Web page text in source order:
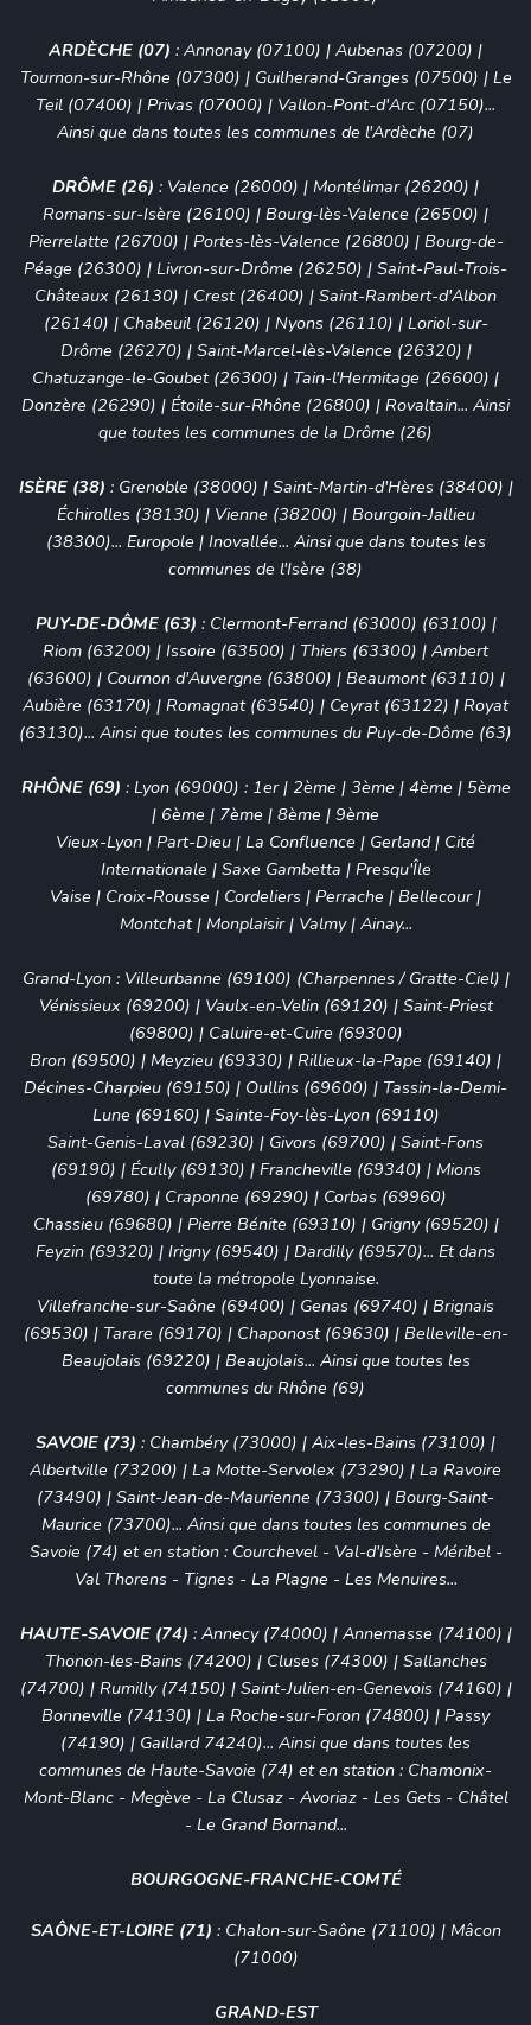
ARDÈCHE (07) : Annonay (07100) | Aubenas (07200) |
Tournon-sur-Rhône (07300) | Guilherand-Granges (07500) | Le
Teil (07400) | Privas (07000) | Vallon-Pont-d'Arc (07150)...
Ainsi que dans toutes les communes de l'Ardèche (07)
DRÔME (26) : Valence (26000) | Montélimar (26200) |
Romans-sur-Isère (26100) | Bourg-lès-Valence (26500) |
Pierrelatte (26700) | Portes-lès-Valence (26800) | Bourg-de-
Péage (26300) | Livron-sur-Drôme (26250) | Saint-Paul-Trois-
Châteaux (26130) | Crest (26400) | Saint-Rambert-d'Albon
(26140) | Chabeuil (26120) | Nyons (26110) | Loriol-sur-
Drôme (26270) | Saint-Marcel-lès-Valence (26320) |
Chatuzange-le-Goubet (26300) | Tain-l'Hermitage (26600) |
Donzère (26290) | Étoile-sur-Rhône (26800) | Rovaltain... Ainsi
que toutes les communes de la Drôme (26)
ISÈRE (38) : Grenoble (38000) | Saint-Martin-d'Hères (38400) |
Échirolles (38130) | Vienne (38200) | Bourgoin-Jallieu
(38300)... Europole | Inovallée... Ainsi que dans toutes les
communes de l'Isère (38)
PUY-DE-DÔME (63) : Clermont-Ferrand (63000) (63100) |
Riom (63200) | Issoire (63500) | Thiers (63300) | Ambert
(63600) | Cournon d'Auvergne (63800) | Beaumont (63110) |
Aubière (63170) | Romagnat (63540) | Ceyrat (63122) | Royat
(63130)... Ainsi que toutes les communes du Puy-de-Dôme (63)
RHÔNE (69) : Lyon (69000) : 1er| 2ème | 3ème | 4ème | 5ème
| 6ème | 7ème | 8ème | 9ème
Vieux-Lyon | Part-Dieu | La Confluence | Gerland| Cité
Internationale | Saxe Gambetta | Presqu'Île
Vaise | Croix-Rousse | Cordeliers | Perrache | Bellecour|
Montchat| Monplaisir| Valmy| Ainay...
Grand-Lyon : Villeurbanne (69100) (Charpennes/ Gratte-Ciel) |
Vénissieux (69200) | Vaulx-en-Velin (69120) | Saint-Priest
(69800) | Caluire-et-Cuire (69300)
Bron (69500) | Meyzieu (69330) | Rillieux-la-Pape (69140) |
Décines-Charpieu (69150) | Oullins (69600) | Tassin-la-Demi-
Lune (69160) | Sainte-Foy-lès-Lyon (69110)
Saint-Genis-Laval (69230) | Givors (69700) | Saint-Fons
(69190) | Écully (69130) | Francheville (69340) | Mions
(69780) | Craponne (69290) | Corbas (69960)
Chassieu (69680) | Pierre Bénite (69310) | Grigny (69520) |
Feyzin (69320) | Irigny (69540) | Dardilly (69570)... Et dans
toute la métropole Lyonnaise.
Villefranche-sur-Saône (69400) | Genas (69740) | Brignais
(69530) | Tarare (69170) | Chaponost (69630) | Belleville-en-
Beaujolais (69220) | Beaujolais... Ainsi que toutes les
communes du Rhône (69)
SAVOIE (73) : Chambéry (73000) | Aix-les-Bains (73100) |
Albertville (73200) | La Motte-Servolex (73290) | La Ravoire
(73490) | Saint-Jean-de-Maurienne (73300) | Bourg-Saint-
Maurice (73700)... Ainsi que dans toutes les communes de
Savoie (74) et en station : Courchevel- Val-d'Isère - Méribel-
Val Thorens- Tignes- La Plagne - Les Menuires...
HAUTE-SAVOIE (74) : Annecy (74000) | Annemasse (74100) |
Thonon-les-Bains (74200) | Cluses (74300) | Sallanches
(74700) | Rumilly (74150) | Saint-Julien-en-Genevois (74160) |
Bonneville (74130) | La Roche-sur-Foron (74800) | Passy
(74190) | Gaillard 74240)... Ainsi que dans toutes les
communes de Haute-Savoie (74) et en station : Chamonix-
Mont-Blanc- Megève - La Clusaz- Avoriaz- Les Gets- Châtel
- Le Grand Bornand...
BOURGOGNE-FRANCHE-COMTÉ
SAÔNE-ET-LOIRE (71) : Chalon-sur-Saône (71100) | Mâcon
(71000)
GRAND-EST